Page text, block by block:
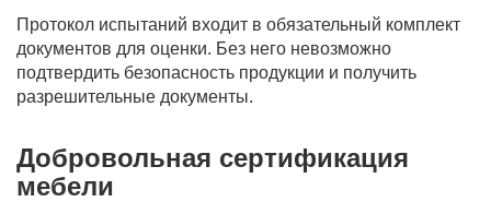
Протокол испытаний входит в обязательный комплект
документов для оценки. Без него невозможно
подтвердить безопасность продукции и получить
разрешительные документы.
Добровольная сертификация
мебели